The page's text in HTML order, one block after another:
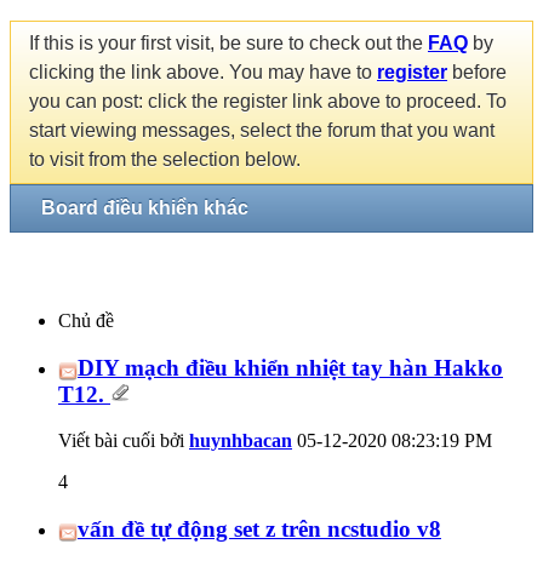
If this is your first visit, be sure to check out the FAQ by
clicking the link above. You may have to register before
you can post: click the register link above to proceed. To
start viewing messages, select the forum that you want
to visit from the selection below.
Board điều khiển khác
Chủ đề
DIY mạch điều khiển nhiệt tay hàn Hakko
T12.
Viết bài cuối bởi huynhbacan 05-12-2020 08:23:19 PM
4
vấn đề tự động set z trên ncstudio v8